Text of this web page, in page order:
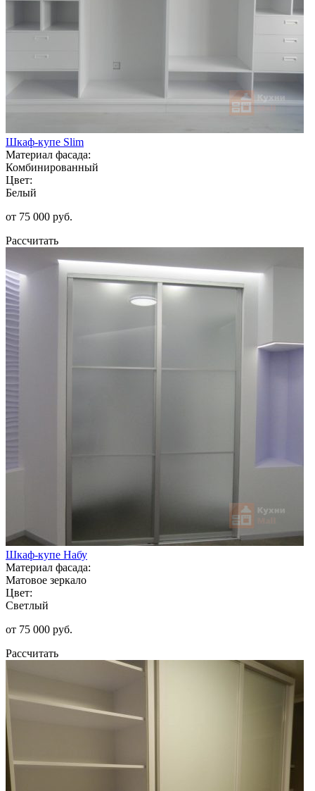
Шкаф-купе Slim
Материал фасада:
Комбинированный
Цвет:
Белый
от 75 000 руб.
Рассчитать
Шкаф-купе Набу
Материал фасада:
Матовое зеркало
Цвет:
Светлый
от 75 000 руб.
Рассчитать